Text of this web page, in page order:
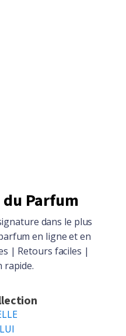
du Parfum
dans le plus
en ligne et en
| Retours faciles |
rapide.